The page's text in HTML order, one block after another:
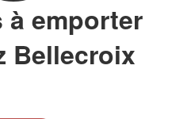
à emporter
Bellecroix